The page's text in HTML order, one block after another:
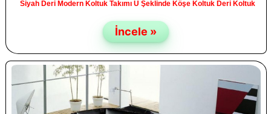
Siyah Deri Modern Koltuk Takımı U Şeklinde Köşe Koltuk Deri Koltuk
İncele »